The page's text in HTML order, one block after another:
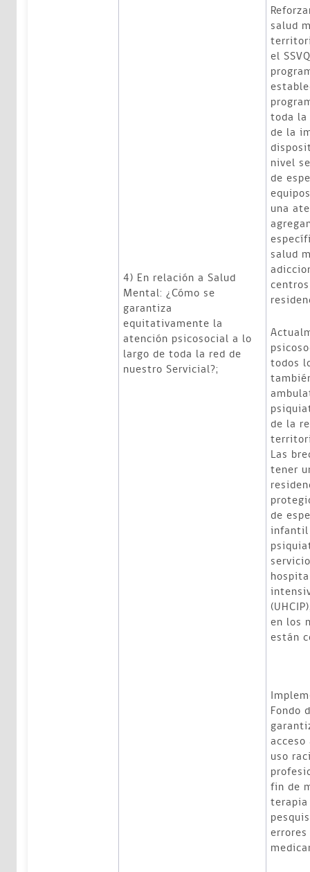
4) En relación a Salud
Mental: ¿Cómo se
garantiza
equitativamente la
atención psicosocial a lo
largo de toda la red de
nuestro Servicial?;
salud
el
toda la
de la
nivel
de
una
salud
todos
de la
Las
tener
de
infantil
en los
están
Fondo
uso
fin de